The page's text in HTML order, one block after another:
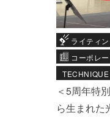
ライティ
コーポレー
TECHNIQUE
＜5周年特
ら生まれた